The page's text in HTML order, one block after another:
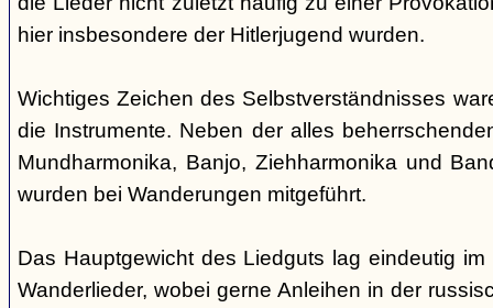
hier insbesondere der Hitlerjugend wurden.
Wichtiges Zeichen des Selbstverständnisses
die Instrumente. Neben der alles
Mundharmonika, Banjo, Ziehharmonika und
wurden bei Wanderungen mitgeführt.
Das Hauptgewicht des Liedguts lag eindeutig
Wanderlieder, wobei gerne Anleihen in der